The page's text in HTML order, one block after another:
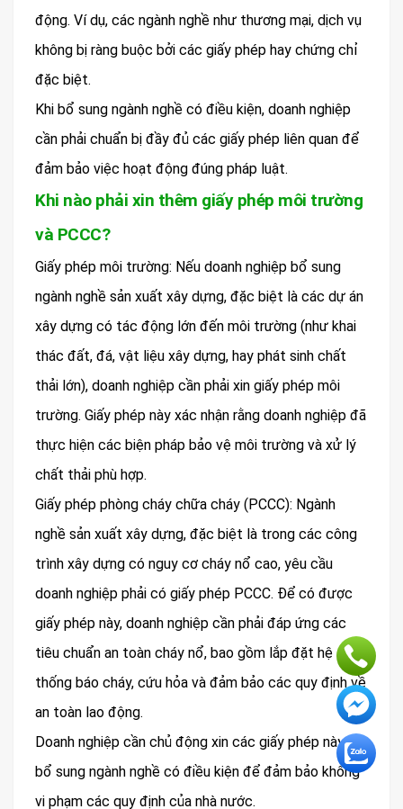
động. Ví dụ, các ngành nghề như thương mại, dịch vụ
không bị ràng buộc bởi các giấy phép hay chứng chỉ
đặc biệt.
Khi bổ sung ngành nghề có điều kiện, doanh nghiệp
cần phải chuẩn bị đầy đủ các giấy phép liên quan để
đảm bảo việc hoạt động đúng pháp luật.
Khi nào phải xin thêm giấy phép môi trường
và PCCC?
Giấy phép môi trường: Nếu doanh nghiệp bổ sung
ngành nghề sản xuất xây dựng, đặc biệt là các dự án
xây dựng có tác động lớn đến môi trường (như khai
thác đất, đá, vật liệu xây dựng, hay phát sinh chất
thải lớn), doanh nghiệp cần phải xin giấy phép môi
trường. Giấy phép này xác nhận rằng doanh nghiệp đã
thực hiện các biện pháp bảo vệ môi trường và xử lý
chất thải phù hợp.
Giấy phép phòng cháy chữa cháy (PCCC): Ngành
nghề sản xuất xây dựng, đặc biệt là trong các công
trình xây dựng có nguy cơ cháy nổ cao, yêu cầu
doanh nghiệp phải có giấy phép PCCC. Để có được
giấy phép này, doanh nghiệp cần phải đáp ứng các
tiêu chuẩn an toàn cháy nổ, bao gồm lắp đặt hệ
thống báo cháy, cứu hỏa và đảm bảo các quy định về
an toàn lao động.
Doanh nghiệp cần chủ động xin các giấy phép này khi
bổ sung ngành nghề có điều kiện để đảm bảo không
vi phạm các quy định của nhà nước.